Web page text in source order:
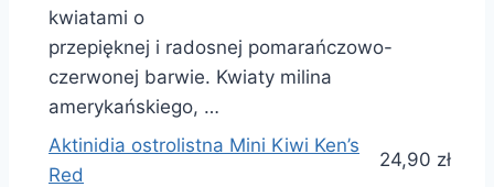
kwiatami o
przepięknej i radosnej pomarańczowo-
czerwonej barwie. Kwiaty milina
amerykańskiego, …
Aktinidia ostrolistna Mini Kiwi Ken’s
Red
24,90 zł